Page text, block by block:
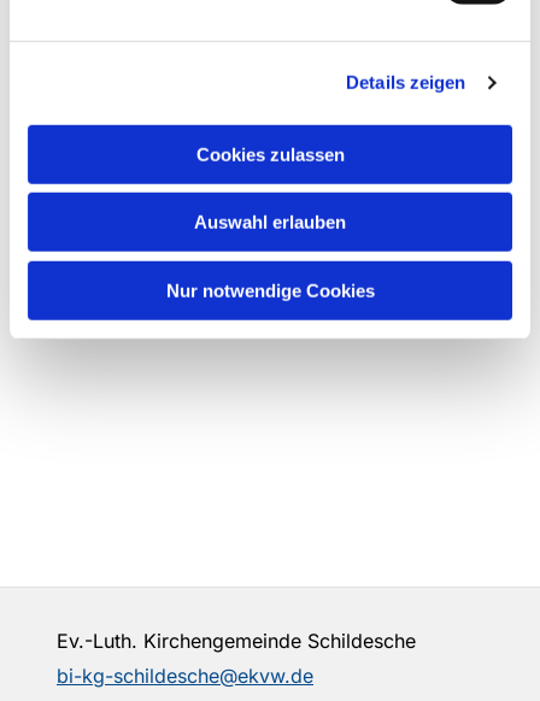
Details zeigen
Cookies zulassen
Auswahl erlauben
Nur notwendige Cookies
Ev.-Luth. Kirchengemeinde Schildesche
bi-kg-schildesche@ekvw.de